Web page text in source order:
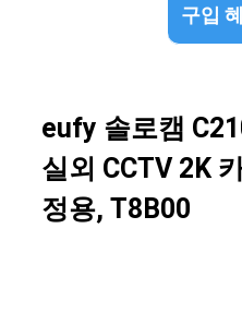
구입
eufy 솔로캠
실외 CCTV 2K
정용, T8B00